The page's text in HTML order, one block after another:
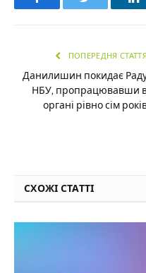
ПОПЕРЕДНЯ СТАТТЯ
Данилишин покидає
НБУ, пропрацювавши
органі рівно сім
СХОЖІ СТАТТІ